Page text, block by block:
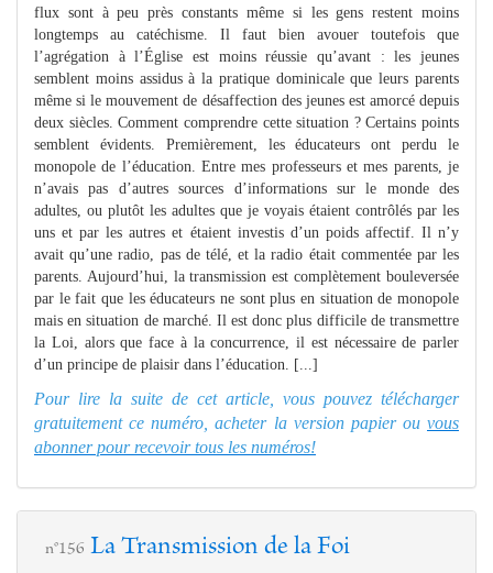
flux sont à peu près constants même si les gens restent moins
longtemps au catéchisme. Il faut bien avouer toutefois que
l’agrégation à l’Église est moins réussie qu’avant : les jeunes
semblent moins assidus à la pratique dominicale que leurs parents
même si le mouvement de désaffection des jeunes est amorcé depuis
deux siècles. Comment comprendre cette situation ? Certains points
semblent évidents. Premièrement, les éducateurs ont perdu le
monopole de l’éducation. Entre mes professeurs et mes parents, je
n’avais pas d’autres sources d’informations sur le monde des
adultes, ou plutôt les adultes que je voyais étaient contrôlés par les
uns et par les autres et étaient investis d’un poids affectif. Il n’y
avait qu’une radio, pas de télé, et la radio était commentée par les
parents. Aujourd’hui, la transmission est complètement bouleversée
par le fait que les éducateurs ne sont plus en situation de monopole
mais en situation de marché. Il est donc plus difficile de transmettre
la Loi, alors que face à la concurrence, il est nécessaire de parler
d’un principe de plaisir dans l’éducation. [...]
Pour lire la suite de cet article, vous pouvez télécharger
gratuitement ce numéro, acheter la version papier ou vous
abonner pour recevoir tous les numéros!
n°156 La Transmission de la Foi